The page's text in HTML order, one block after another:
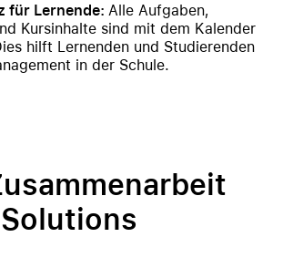
für Lernende: Alle Aufgaben,
Kursinhalte sind mit dem Kalender
hilft Lernenden und Studierenden
in der Schule.